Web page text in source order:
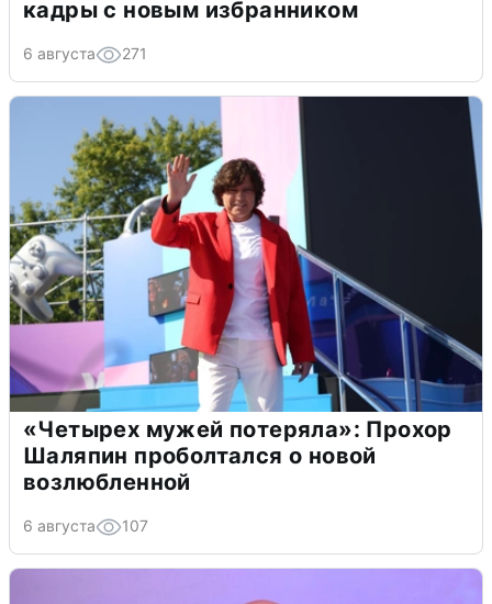
кадры с новым избранником
6 августа 271
«Четырех мужей потеряла»: Прохор
Шаляпин проболтался о новой
возлюбленной
6 августа 107